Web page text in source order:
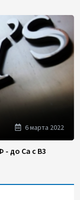
6 марта 2022
до Ca с B3